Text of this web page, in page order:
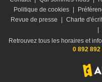
Politique de cookies
Revue de presse
Charte
Retrouvez tous les horaires et
0 892 892